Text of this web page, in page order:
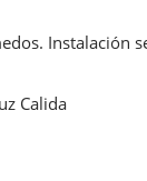
Calida